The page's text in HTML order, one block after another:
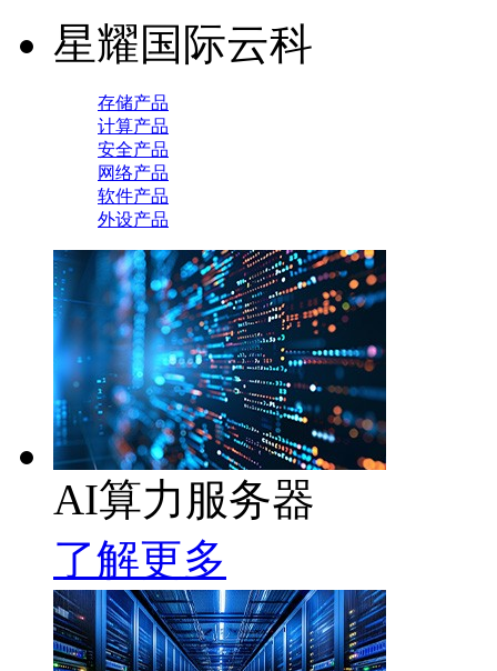
星耀国际云科
存储产品
计算产品
安全产品
网络产品
软件产品
外设产品
AI算力服务器
了解更多